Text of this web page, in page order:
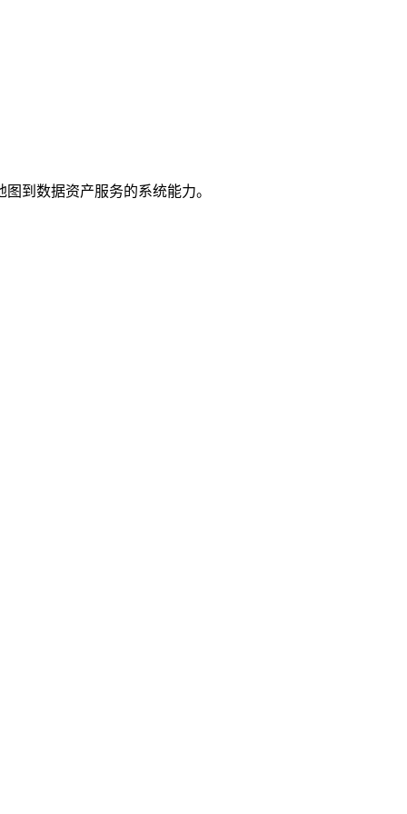
到数据资产服务的系统能力。